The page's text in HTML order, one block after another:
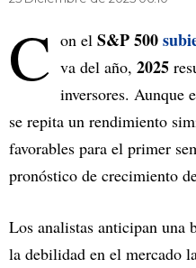
C on el S&P 500
va del año, 2025
inversores. Aunque
se repita un rendimiento
favorables para el primer
pronóstico de crecimiento
Los analistas anticipan una
la debilidad en el mercado